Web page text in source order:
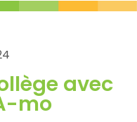
avec
mo